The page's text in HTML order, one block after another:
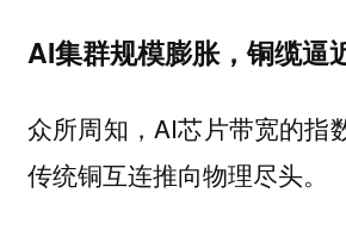
AI集群规模膨胀，铜缆逼
众所周知，AI芯片带宽的指
传统铜互连推向物理尽头。